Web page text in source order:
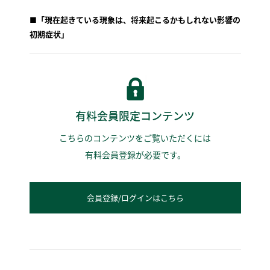
■「現在起きている現象は、将来起こるかもしれない影響の
初期症状」
有料会員限定コンテンツ
こちらのコンテンツをご覧いただくには
有料会員登録が必要です。
会員登録/ログインはこちら